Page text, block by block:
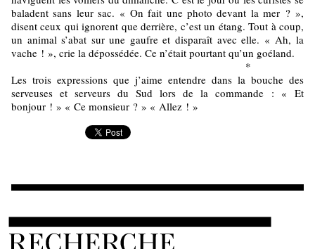
baladent sans leur sac. « On fait une photo devant la mer ? »,
disent ceux qui ignorent que derrière, c’est un étang. Tout à coup,
un animal s’abat sur une gaufre et disparaît avec elle. « Ah, la
vache ! », crie la dépossédée. Ce n’était pourtant qu’un goéland.
*
Les trois expressions que j’aime entendre dans la bouche des
serveuses et serveurs du Sud lors de la commande : « Et
bonjour ! » « Ce monsieur ? » « Allez ! »